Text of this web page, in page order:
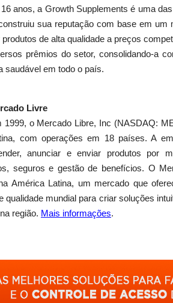
anos, a Growth Supplements é uma
sua reputação com base em
produtos de alta qualidade a preços
prêmios do setor, consolidando-a
saudável em todo o país.
Livre
1999, o Mercado Libre, Inc (NASDAQ:
com operações em 18 países. A
anunciar e enviar produtos por
seguros e gestão de benefícios. O
América Latina, um mercado que
qualidade mundial para criar soluções
região. Mais informações.